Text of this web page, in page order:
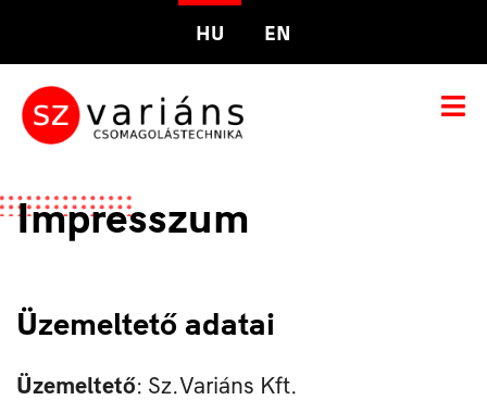
HU EN
Impresszum
Üzemeltető adatai
Üzemeltető: Sz.Variáns Kft.